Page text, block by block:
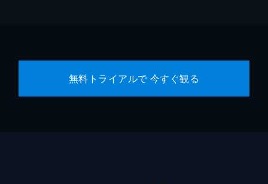
無料トライアルで 今すぐ観る